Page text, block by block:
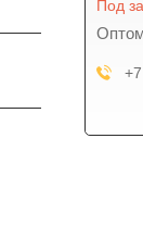
Под